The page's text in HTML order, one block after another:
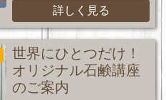
詳しく見る
世界にひとつだけ！
オリジナル石鹸講座
のご案内